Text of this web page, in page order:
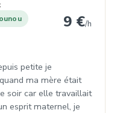
9 €/h
petite je
ma mère était
soir car elle travaillait
esprit maternel, je